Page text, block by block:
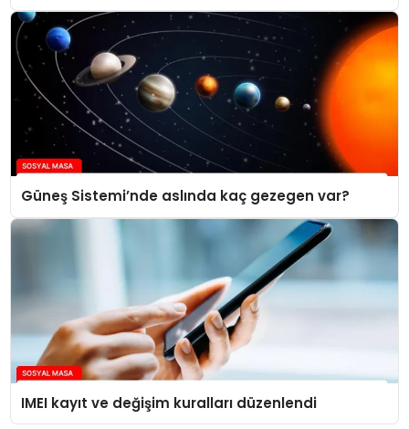
Güneş Sistemi’nde aslında kaç gezegen var?
IMEI kayıt ve değişim kuralları düzenlendi